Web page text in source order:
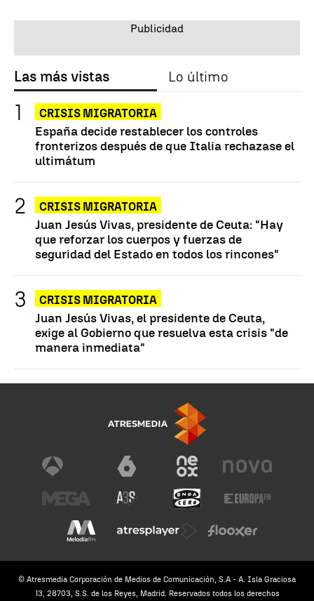
Las más vistas Lo último
CRISIS MIGRATORIA
España decide restablecer los controles
fronterizos después de que Italia rechazase el
ultimátum
CRISIS MIGRATORIA
Juan Jesús Vivas, presidente de Ceuta: "Hay
que reforzar los cuerpos y fuerzas de
seguridad del Estado en todos los rincones"
CRISIS MIGRATORIA
Juan Jesús Vivas, el presidente de Ceuta,
exige al Gobierno que resuelva esta crisis "de
manera inmediata"
© Atresmedia Corporación de Medios de Comunicación, S.A - A. Isla Graciosa
13, 28703, S.S. de los Reyes, Madrid. Reservados todos los derechos